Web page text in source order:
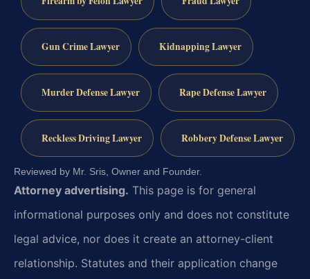
Gun Crime Lawyer Kidnapping Lawyer
Murder Defense Lawyer Rape Defense Lawyer
Reckless Driving Lawyer Robbery Defense Lawyer
Reviewed by Mr. Sris, Owner and Founder.
Attorney advertising. This page is for general
informational purposes only and does not constitute
legal advice, nor does it create an attorney-client
relationship. Statutes and their application change